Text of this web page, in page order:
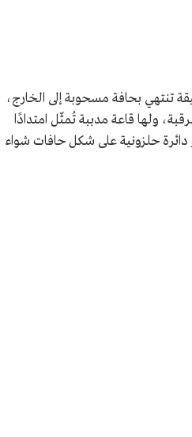
تنتهي بحافة مسحوبة إلى الخارج،
ولها قاعة مدببة تُمثّل امتدادًا
حلزونية على شكل حافات شواء